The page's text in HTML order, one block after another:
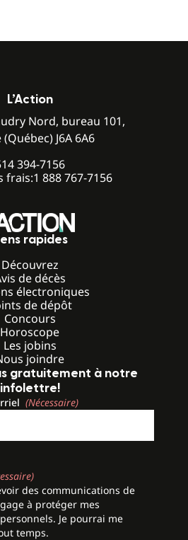
L’Action
Nord, bureau 101,
(Québec) J6A 6A6
394-7156
frais:1 888 767-7156
rapides
Découvrez
de décès
électroniques
de dépôt
Concours
Horoscope
Les jobins
joindre
gratuitement à notre
infolettre!
(Nécessaire)
des communications de
à protéger mes
Je pourrai me
temps.